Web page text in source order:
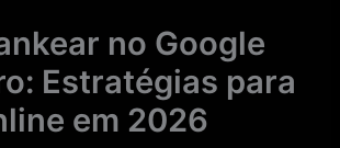
no Google
Estratégias para
em 2026